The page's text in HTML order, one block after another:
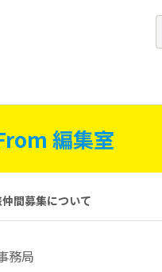
編集室
間募集について
務局